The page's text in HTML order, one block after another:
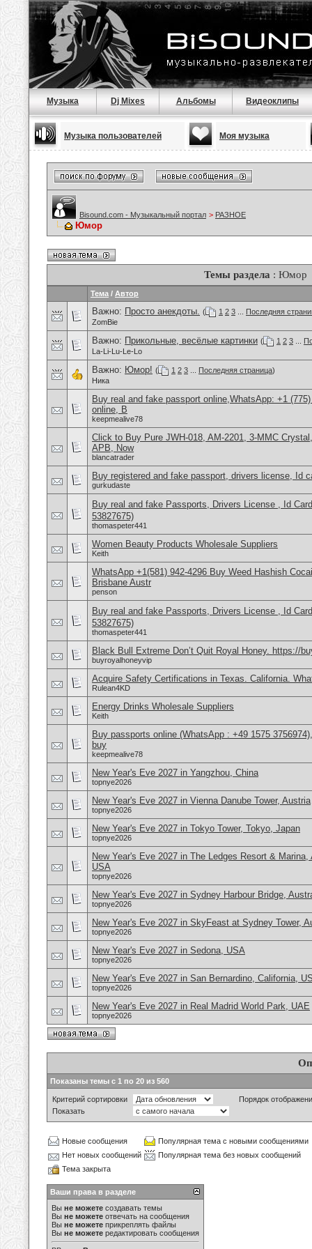
Музыка Dj Mixes Альбомы Видеоклипы
Музыка пользователей Моя музыка
Bisound.com - Музыкальный портал > РАЗНОЕ
Юмор
Темы раздела : Юмор
Тема / Автор
Важно: Просто анекдоты. ( 1 2 3
Последняя
ZomBie
Важно: Прикольные, весёлые картинки ( 1 2 3
La-Li-Lu-Le-Lo
Важно: Юмор! ( 1 2 3 Последняя страница)
Ника
Buy real and fake passport online,WhatsApp: +1
online, B
keepmealive78
Click to Buy Pure JWH-018, AM-2201, 3-MMC
APB, Now
blancatrader
Buy registered and fake passport, drivers license, Id
gurkudaste
Buy real and fake Passports, Drivers License , Id
53827675)
thomaspeter441
Women Beauty Products Wholesale Suppliers
Keith
WhatsApp +1(581) 942-4296 Buy Weed Hashish
Brisbane Austr
penson
Buy real and fake Passports, Drivers License , Id
53827675)
thomaspeter441
Black Bull Extreme Don’t Quit Royal Honey. https://
buyroyalhoneyvip
Acquire Safety Certifications in Texas. California.
Rulean4KD
Energy Drinks Wholesale Suppliers
Keith
Buy passports online (WhatsApp : +49 1575
buy
keepmealive78
New Year's Eve 2027 in Yangzhou, China
topnye2026
New Year's Eve 2027 in Vienna Danube Tower, Austria
topnye2026
New Year's Eve 2027 in Tokyo Tower, Tokyo, Japan
topnye2026
New Year's Eve 2027 in The Ledges Resort &
USA
topnye2026
New Year's Eve 2027 in Sydney Harbour Bridge,
topnye2026
New Year's Eve 2027 in SkyFeast at Sydney Tower,
topnye2026
New Year's Eve 2027 in Sedona, USA
topnye2026
New Year's Eve 2027 in San Bernardino, California,
topnye2026
New Year's Eve 2027 in Real Madrid World Park, UAE
topnye2026
Показаны темы с 1 по 20 из 560
Критерий сортировки
Порядок
Показать
Новые сообщения
Популярная тема с новыми сообщениями
Нет новых сообщений
Популярная тема без новых сообщений
Тема закрыта
Ваши права в разделе
Вы не можете создавать темы
Вы не можете отвечать на сообщения
Вы не можете прикреплять файлы
Вы не можете редактировать сообщения